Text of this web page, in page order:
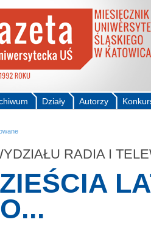
Autorzy
Działy
RADIA I